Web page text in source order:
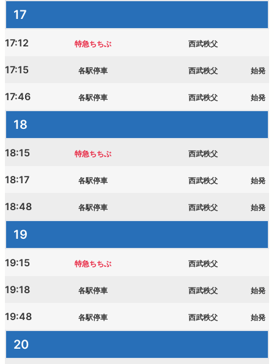
17
17:12 特急ちちぶ 西武秩父
17:15 各駅停車 西武秩父 始発
17:46 各駅停車 西武秩父 始発
18
18:15 特急ちちぶ 西武秩父
18:17 各駅停車 西武秩父 始発
18:48 各駅停車 西武秩父 始発
19
19:15 特急ちちぶ 西武秩父
19:18 各駅停車 西武秩父 始発
19:48 各駅停車 西武秩父 始発
20